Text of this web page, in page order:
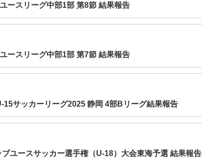
ースリーグ中部1部 第8節 結果報告
ースリーグ中部1部 第7節 結果報告
15サッカーリーグ2025 静岡 4部Bリーグ結果報告
ユースサッカー選手権（U-18）大会東海予選 結果報告